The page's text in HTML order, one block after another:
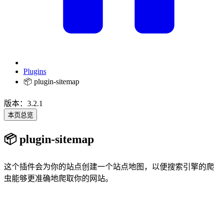
Plugins
📦 plugin-sitemap
版本：3.2.1
本页总览
📦 plugin-sitemap
这个插件会为你的站点创建一个站点地图，以便搜索引擎的爬
虫能够更准确地爬取你的网站。